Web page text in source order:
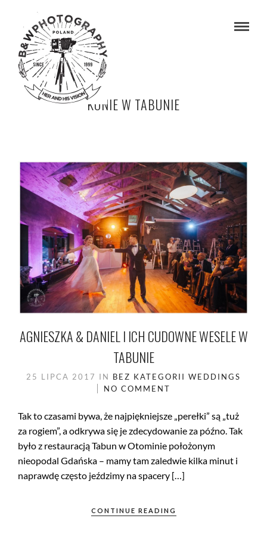
KONIE W TABUNIE
AGNIESZKA & DANIEL I ICH CUDOWNE WESELE W
TABUNIE
25 LIPCA 2017 IN BEZ KATEGORII WEDDINGS
NO COMMENT
Tak to czasami bywa, że najpiękniejsze „perełki” są „tuż
za rogiem”, a odkrywa się je zdecydowanie za późno. Tak
było z restauracją Tabun w Otominie położonym
nieopodal Gdańska – mamy tam zaledwie kilka minut i
naprawdę często jeździmy na spacery […]
CONTINUE READING